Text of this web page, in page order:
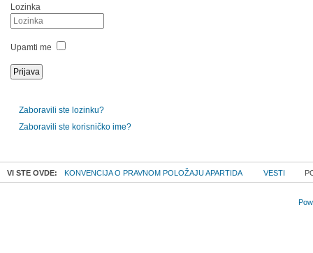
Lozinka
Upamti me
Zaboravili ste lozinku?
Zaboravili ste korisničko ime?
VI STE OVDE: KONVENCIJA O PRAVNOM POLOŽAJU APARTIDA VESTI